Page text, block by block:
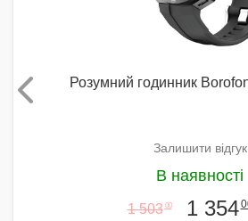
Розумний годинник
Залишити відгук
В наявності
1 503 00 1 354